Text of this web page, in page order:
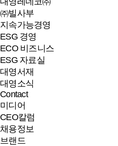
㈜빌사부
지속가능경영
ESG 경영
ECO 비즈니스
ESG 자료실
대영서재
대영소식
Contact
미디어
CEO칼럼
채용정보
브랜드